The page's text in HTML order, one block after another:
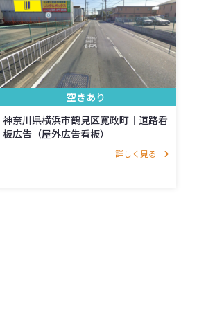
空きあり
神奈川県横浜市鶴見区寛政町｜道路看
板広告（屋外広告看板）
詳しく見る